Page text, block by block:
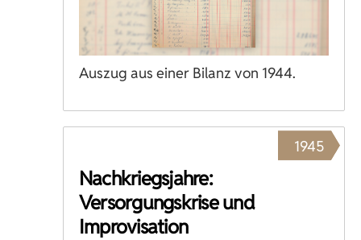
Auszug aus einer Bilanz von 1944.
1945
Nachkriegsjahre:
Versorgungskrise und
Improvisation